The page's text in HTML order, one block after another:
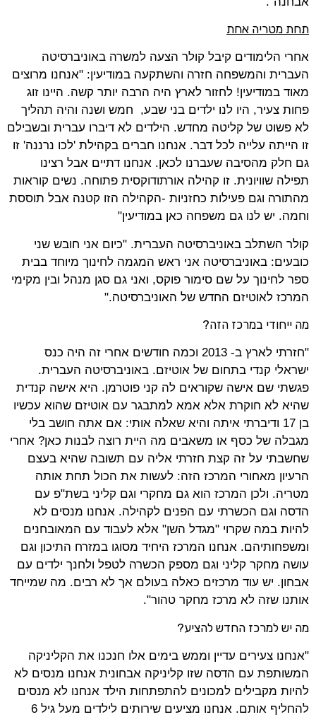
תחת מטריה אחת
אחרי הלימודים קיבל קולר הצעה למשרה באוניברסיטה
העברית והמשפחה חזרה והשתקעה במודיעין: "אנחנו מרוצים
מאוד במודיעין! לחזור לארץ היה הרבה יותר קשה. היינו זוג
פחות צעיר, היו לנו ילדים בני שבע, חמש ושנה והיה תהליך
לא פשוט של קליטה מחדש. הילדים לא דיברו עברית ובשבילם
זו הייתה עלייה לכל דבר. אנחנו חברים בקהילת 'לכו נרננה' זו
גם חלק מהסיבה שעברנו לכאן. אנחנו דתיים אבל רצינו
תפילה שוויונית. זו קהילה אורתודוקסית פתוחה. נשים קוראות
מהתורה וגם פעילות כחזניות -הקהילה הזו קטנה אבל תוססת
וחמה. יש לנו גם משפחה כאן במודיעין"
קולר השתלב באוניברסיטה העברית. "כיום אני חובש שני
כובעים: באוניברסיטה אני ראש המגמה לחינוך מיוחד בבית
ספר לחינוך על שם סימור פוקס, ואני גם סגן מנהל ובין מקימי
המרכז לאוטיזם החדש של האוניברסיטה."
מה ייחודי במרכז הזה?
"חזרתי לארץ ב- 2013 וכמה חודשים אחרי זה היה כנס
ישראלי קנדי בתחום של אוטיזם. באוניברסיטה העברית.
פגשתי שם אישה שקוראים לה קני פוטרמן. היא אישה קנדית
שהיא לא חוקרת אלא אמא למתבגר עם אוטיזם שהוא עכשיו
בן 17 ודיברתי איתה והיא שאלה אותי: אם אתה חושב בלי
מגבלה של כסף או משאבים מה היית רוצה לבנות כאן? אחרי
שחשבתי על זה קצת חזרתי אליה עם תשובה שהיא בעצם
הרעיון מאחורי המרכז הזה: לעשות את הכול תחת אותה
מטריה. ולכן המרכז הוא גם מחקרי וגם קליני בשת"פ עם
הדסה וגם הכשרתי עם הפנים לקהילה. אנחנו מנסים לא
להיות במה שקרוי "מגדל השן" אלא לעבוד עם המאובחנים
ומשפחותיהם. אנחנו המרכז היחיד מסוגו במזרח התיכון וגם
עושה מחקר קליני וגם מספק הכשרה לטפל ולחנך ילדים עם
אבחון. יש עוד מרכזים כאלה בעולם אך לא רבים. מה שמייחד
אותנו שזה לא מרכז מחקר טהור".
מה יש למרכז החדש להציע?
"אנחנו צעירים עדיין וממש בימים אלו חנכנו את הקליניקה
המשותפת עם הדסה שזו קליניקה אבחונית אנחנו מנסים לא
להיות מקבילים למכונים להתפתחות הילד אנחנו לא מנסים
להחליף אותם. אנחנו מציעים שירותים לילדים מעל גיל 6